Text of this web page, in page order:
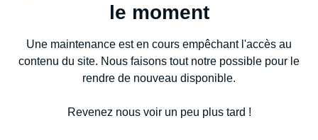
le moment
Une maintenance est en cours empêchant l'accès au
contenu du site. Nous faisons tout notre possible pour le
rendre de nouveau disponible.
Revenez nous voir un peu plus tard !